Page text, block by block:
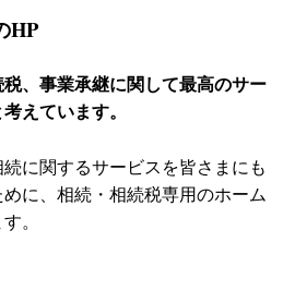
HP
、事業承継に関して最高のサー
えています。
に関するサービスを皆さまにも
に、相続・相続税専用のホーム
。